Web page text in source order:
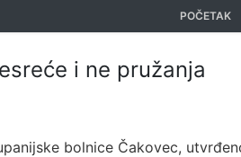
POČETAK
i ne pružanja
bolnice Čakovec,